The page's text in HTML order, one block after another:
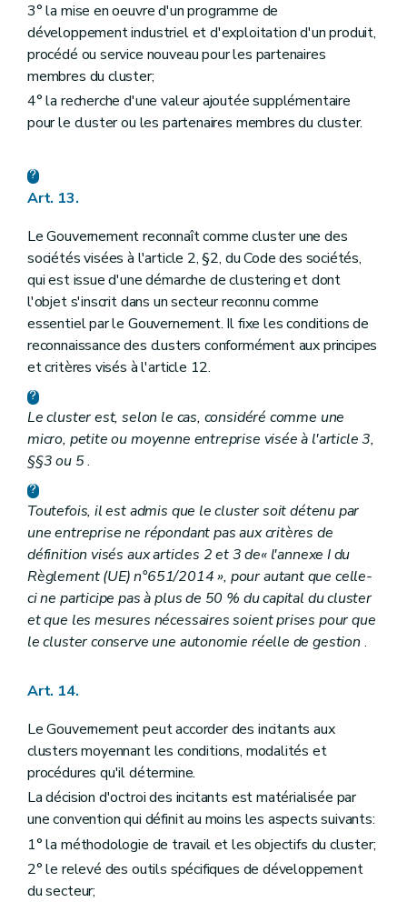
3° la mise en oeuvre d'un programme de
développement industriel et d'exploitation d'un produit,
procédé ou service nouveau pour les partenaires
membres du cluster;
4° la recherche d'une valeur ajoutée supplémentaire
pour le cluster ou les partenaires membres du cluster.
Art. 13.
Le Gouvernement reconnaît comme cluster une des
sociétés visées à l'article 2, §2, du Code des sociétés,
qui est issue d'une démarche de clustering et dont
l'objet s'inscrit dans un secteur reconnu comme
essentiel par le Gouvernement. Il fixe les conditions de
reconnaissance des clusters conformément aux principes
et critères visés à l'article 12.
Le cluster est, selon le cas, considéré comme une
micro, petite ou moyenne entreprise visée à l'article 3,
§§3 ou 5.
Toutefois, il est admis que le cluster soit détenu par
une entreprise ne répondant pas aux critères de
définition visés aux articles 2 et 3 de« l'annexe I du
Règlement (UE) n°651/2014 », pour autant que celle-
ci ne participe pas à plus de 50 % du capital du cluster
et que les mesures nécessaires soient prises pour que
le cluster conserve une autonomie réelle de gestion .
Art. 14.
Le Gouvernement peut accorder des incitants aux
clusters moyennant les conditions, modalités et
procédures qu'il détermine.
La décision d'octroi des incitants est matérialisée par
une convention qui définit au moins les aspects suivants:
1° la méthodologie de travail et les objectifs du cluster;
2° le relevé des outils spécifiques de développement
du secteur;